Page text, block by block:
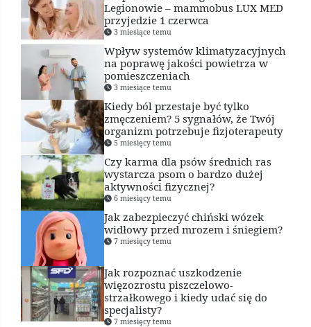
Legionowie – mammobus LUX MED
przyjedzie 1 czerwca
3 miesiące temu
Wpływ systemów klimatyzacyjnych
na poprawę jakości powietrza w
pomieszczeniach
3 miesiące temu
Kiedy ból przestaje być tylko
zmęczeniem? 5 sygnałów, że Twój
organizm potrzebuje fizjoterapeuty
5 miesięcy temu
Czy karma dla psów średnich ras
wystarcza psom o bardzo dużej
aktywności fizycznej?
6 miesięcy temu
Jak zabezpieczyć chiński wózek
widłowy przed mrozem i śniegiem?
7 miesięcy temu
Jak rozpoznać uszkodzenie
więzozrostu piszczelowo-
strzałkowego i kiedy udać się do
specjalisty?
7 miesięcy temu